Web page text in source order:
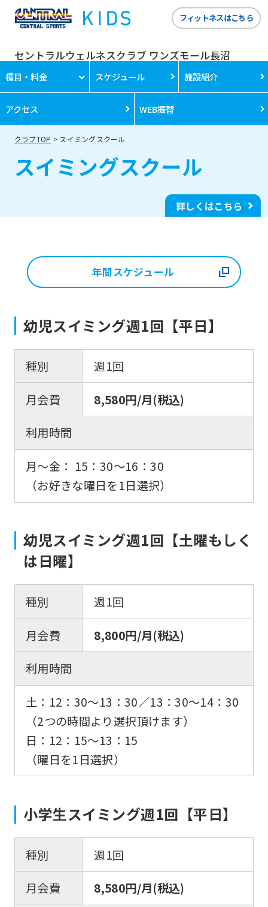
セントラルウェルネスクラブ ワンズモール長沼
フィットネスはこちら
種目・料金 スケジュール 施設紹介
アクセス WEB振替
クラブTOP スイミングスクール
スイミングスクール
詳しくはこちら
年間スケジュール
幼児スイミング週1回【平日】
種別
週1回
月会費
8,580円/月(税込)
利用時間
月〜金： 15：30〜16：30
（お好きな曜日を1日選択）
幼児スイミング週1回【土曜もしく
は日曜】
種別
週1回
月会費
8,800円/月(税込)
利用時間
土：12：30〜13：30／13：30〜14：30
（2つの時間より選択頂けます）
日：12：15〜13：15
（曜日を1日選択）
小学生スイミング週1回【平日】
種別
週1回
月会費
8,580円/月(税込)